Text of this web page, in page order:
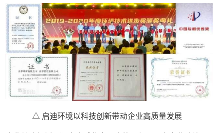
△ 启迪环境以科技创新带动企业高质量发展